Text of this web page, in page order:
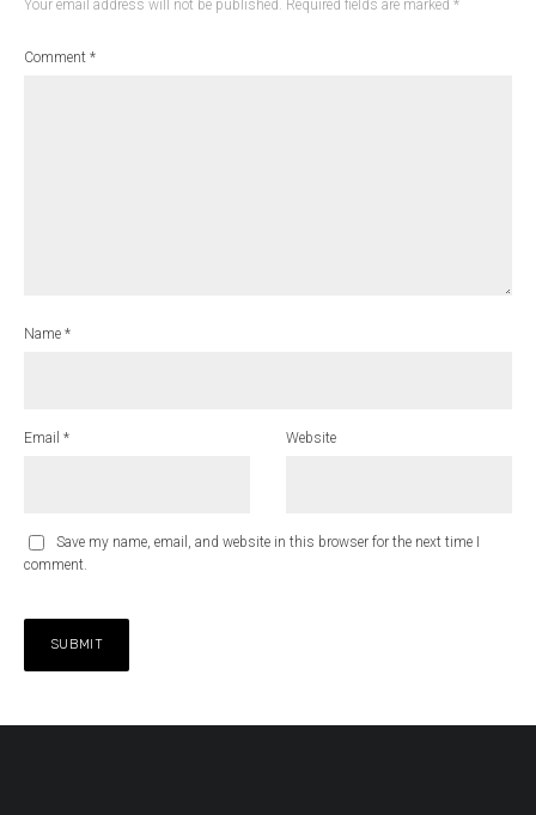
Your email address will not be published. Required fields are marked *
Comment *
Name *
Email * Website
Save my name, email, and website in this browser for the next time I
comment.